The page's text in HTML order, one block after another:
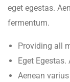
eget egestas.
fermentum.
Providing all
Eget Egestas.
Aenean